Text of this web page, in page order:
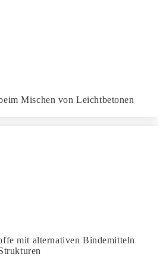
Mischen von Leichtbetonen
mit alternativen Bindemitteln